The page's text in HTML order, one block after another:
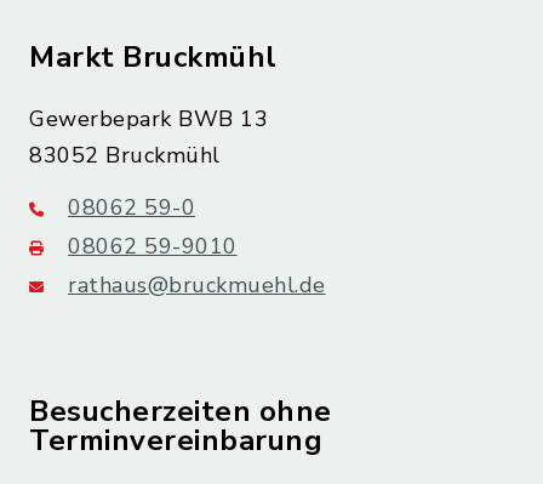
Markt Bruckmühl
Gewerbepark BWB 13
83052 Bruckmühl
08062 59-0
08062 59-9010
rathaus@bruckmuehl.de
Besucherzeiten ohne
Terminvereinbarung